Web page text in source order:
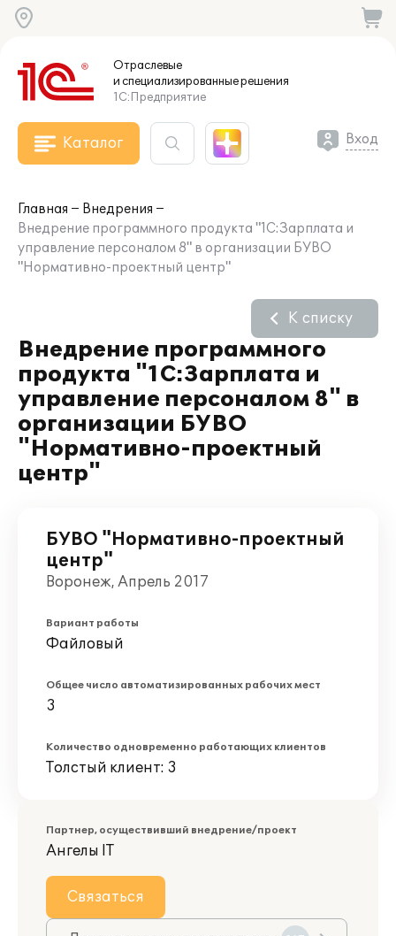
Отраслевые
и специализированныерешения
1С:Предприятие
Каталог Вход
Главная
Внедрения
Внедрение программного продукта "1С:Зарплата и
управление персоналом 8" в организации БУВО
"Нормативно-проектный центр"
Внедрение программного
продукта "1С:Зарплата и
управление персоналом 8" в
организации БУВО
"Нормативно-проектный
центр"
К списку
БУВО "Нормативно-проектный
центр"
Воронеж, Апрель 2017
Вариант работы
Файловый
Общее число автоматизированных рабочих мест
3
Количество одновременно работающих клиентов
Толстый клиент: 3
Партнер, осуществивший внедрение/проект
Ангелы IT
Связаться